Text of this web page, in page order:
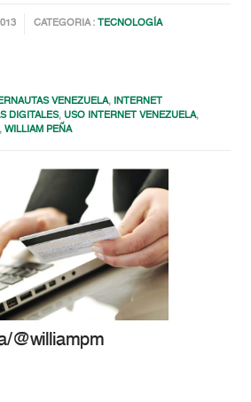
CATEGORIA : TECNOLOGÍA
VENEZUELA, INTERNET
DIGITALES,USO INTERNET VENEZUELA,
,WILLIAM PEÑA
@williampm